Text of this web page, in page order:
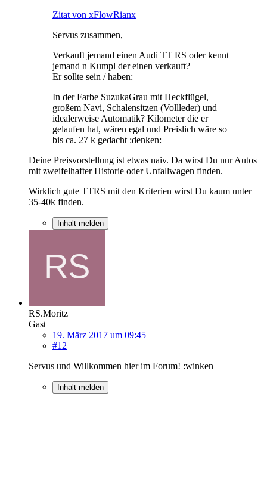
Zitat von xFlowRianx
Servus zusammen,
Verkauft jemand einen Audi TT RS oder kennt
jemand n Kumpl der einen verkauft?
Er sollte sein / haben:
In der Farbe SuzukaGrau mit Heckflügel,
großem Navi, Schalensitzen (Vollleder) und
idealerweise Automatik? Kilometer die er
gelaufen hat, wären egal und Preislich wäre so
bis ca. 27 k gedacht :denken:
Deine Preisvorstellung ist etwas naiv. Da wirst Du nur Autos
mit zweifelhafter Historie oder Unfallwagen finden.
Wirklich gute TTRS mit den Kriterien wirst Du kaum unter
35-40k finden.
Inhalt melden
RS.Moritz
Gast
19. März 2017 um 09:45
#12
Servus und Willkommen hier im Forum! :winken
Inhalt melden